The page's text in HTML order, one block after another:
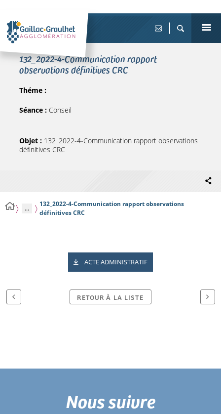
132_2022-4-Communication rapport
observations définitives CRC
Théme :
Séance : Conseil
Objet : 132_2022-4-Communication rapport observations
définitives CRC
...
132_2022-4-Communication rapport observations
définitives CRC
ACTE ADMINISTRATIF
RETOUR À LA LISTE
Nous suivre